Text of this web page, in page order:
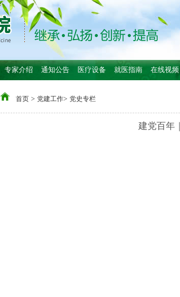
专家介绍 通知公告 医疗设备 就医指南 在线视频
首页 > 党建工作> 党史专栏
建党百年